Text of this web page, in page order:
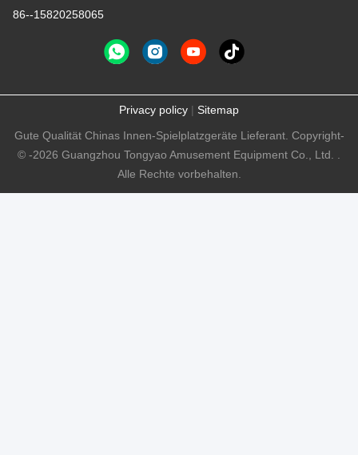
86--15820258065
Privacy policy | Sitemap
Gute Qualität Chinas Innen-Spielplatzgeräte Lieferant. Copyright-
© -2026 Guangzhou Tongyao Amusement Equipment Co., Ltd. .
Alle Rechte vorbehalten.